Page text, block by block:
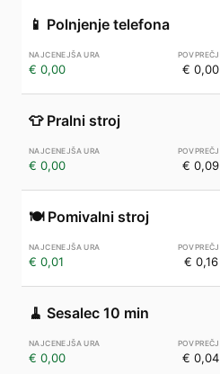
📱 Polnjenje telefona
€ 0,00 € 0,00
👕 Pralni stroj
€ 0,00 € 0,09
🍽️ Pomivalni stroj
€ 0,01 € 0,16
🧹 Sesalec 10 min
€ 0,00 € 0,04